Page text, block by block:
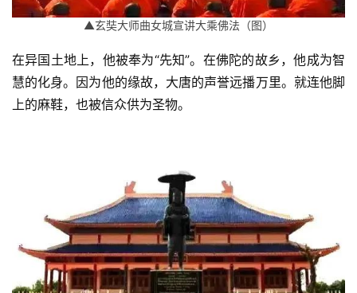
▲玄奘大师曲女城宣讲大乘佛法（图）
在异国土地上，他被奉为“先知”。在佛陀的故乡，他成为智
慧的化身。因为他的缘故，大唐的声誉远播万里。就连他脚
上的麻鞋，也被信众供为圣物。